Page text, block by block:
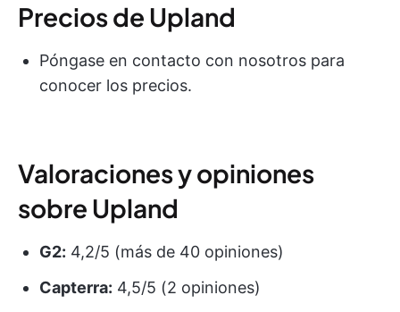
Precios de Upland
Póngase en contacto con nosotros para
conocer los precios.
Valoraciones y opiniones
sobre Upland
G2: 4,2/5 (más de 40 opiniones)
Capterra: 4,5/5 (2 opiniones)